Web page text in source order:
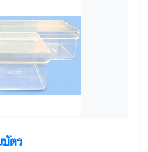
บัตร